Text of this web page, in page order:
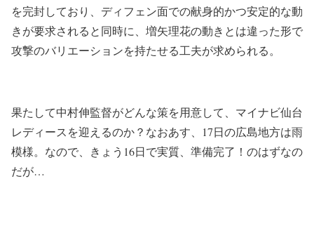
を完封しており、ディフェン面での献身的かつ安定的な動
きが要求されると同時に、増矢理花の動きとは違った形で
攻撃のバリエーションを持たせる工夫が求められる。
果たして中村伸監督がどんな策を用意して、マイナビ仙台
レディースを迎えるのか？なおあす、17日の広島地方は雨
模様。なので、きょう16日で実質、準備完了！のはずなの
だが…